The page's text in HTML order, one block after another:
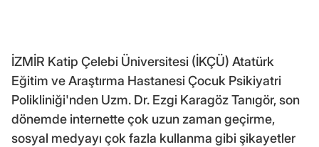
İZMİR Katip Çelebi Üniversitesi (İKÇÜ) Atatürk
Eğitim ve Araştırma Hastanesi Çocuk Psikiyatri
Polikliniği'nden Uzm. Dr. Ezgi Karagöz Tanıgör, son
dönemde internette çok uzun zaman geçirme,
sosyal medyayı çok fazla kullanma gibi şikayetler